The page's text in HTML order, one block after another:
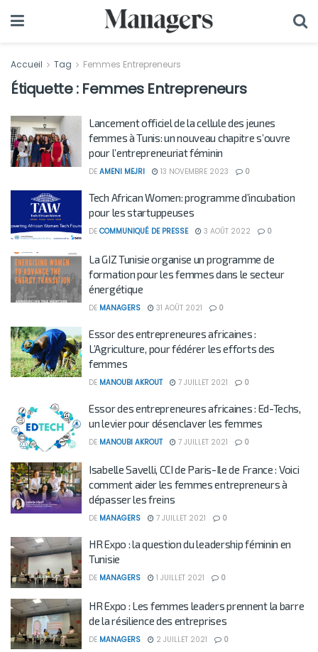
Accueil Tag Femmes Entrepreneurs
Étiquette : Femmes Entrepreneurs
Lancement officiel de la cellule des jeunes
femmes à Tunis: un nouveau chapitre s’ouvre
pour l’entrepreneuriat féminin
DE AMENI MEJRI 13 NOVEMBRE 2023 0
Tech African Women: programme d’incubation
pour les startuppeuses
DE COMMUNIQUÉ DE PRESSE 3 AOÛT 2022 0
La GIZ Tunisie organise un programme de
formation pour les femmes dans le secteur
énergétique
DE MANAGERS 31 AOÛT 2021 0
Essor des entrepreneures africaines :
L’Agriculture, pour fédérer les efforts des
femmes
DE MANOUBI AKROUT 7 JUILLET 2021 0
Essor des entrepreneures africaines : Ed-Techs,
un levier pour désenclaver les femmes
DE MANOUBI AKROUT 7 JUILLET 2021 0
Isabelle Savelli, CCI de Paris-Ile de France : Voici
comment aider les femmes entrepreneurs à
dépasser les freins
DE MANAGERS 7 JUILLET 2021 0
HR Expo : la question du leadership féminin en
Tunisie
DE MANAGERS 1 JUILLET 2021 0
HR Expo : Les femmes leaders prennent la barre
de la résilience des entreprises
DE MANAGERS 2 JUILLET 2021 0